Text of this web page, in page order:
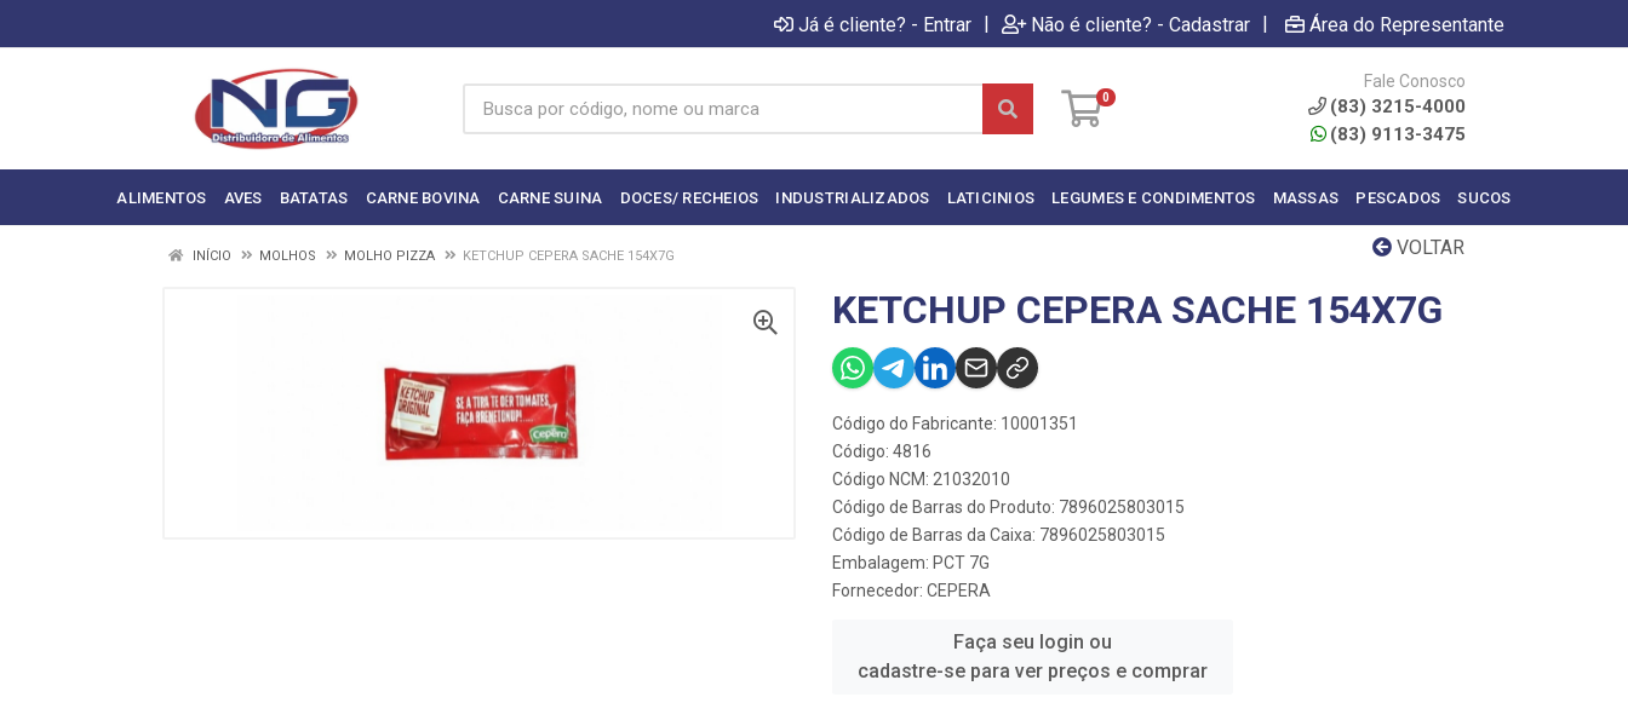
Já é cliente? - Entrar | Não é cliente? - Cadastrar | Área do Representante
0
Fale Conosco
(83) 3215-4000
(83) 9113-3475
ALIMENTOS AVES BATATAS CARNE BOVINA CARNE SUINA DOCES/ RECHEIOS INDUSTRIALIZADOS LATICINIOS LEGUMES E CONDIMENTOS MASSAS PESCADOS SUCOS
VOLTAR
INÍCIO MOLHOS MOLHO PIZZA KETCHUP CEPERA SACHE 154X7G
KETCHUP CEPERA SACHE 154X7G
Código do Fabricante: 10001351
Código: 4816
Código NCM: 21032010
Código de Barras do Produto: 7896025803015
Código de Barras da Caixa: 7896025803015
Embalagem: PCT 7G
Fornecedor: CEPERA
Faça seu login ou
cadastre-se para ver preços e comprar